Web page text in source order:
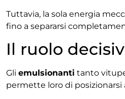
Tuttavia, la sola energia
fino a separarsi
Il ruolo
Gli emulsionanti tanto
permette loro di posizionarsi